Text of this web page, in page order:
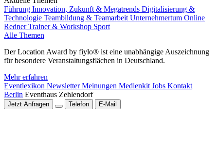
Führung Innovation, Zukunft & Megatrends Digitalisierung &
Technologie Teambildung & Teamarbeit Unternehmertum Online
RednerTrainer & Workshop Sport
Alle Themen
Der Location Award by fiylo® ist eine unabhängige Auszeichnung
für besondere Veranstaltungsflächen in Deutschland.
Mehr erfahren
Eventlexikon NewsletterMeinungen Medienkit Jobs Kontakt
Berlin Eventhaus Zehlendorf
Jetzt Anfragen Telefon E-Mail